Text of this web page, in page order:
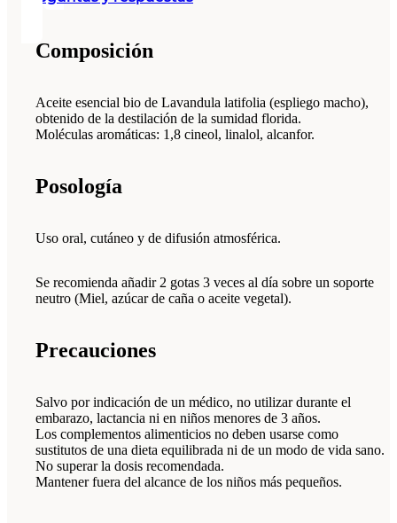
Composición
Aceite esencial bio de Lavandula latifolia (espliego macho),
obtenido de la destilación de la sumidad florida.
Moléculas aromáticas: 1,8 cineol, linalol, alcanfor.
Posología
Uso oral, cutáneo y de difusión atmosférica.
Se recomienda añadir 2 gotas 3 veces al día sobre un soporte
neutro (Miel, azúcar de caña o aceite vegetal).
Precauciones
Salvo por indicación de un médico, no utilizar durante el
embarazo, lactancia ni en niños menores de 3 años.
Los complementos alimenticios no deben usarse como
sustitutos de una dieta equilibrada ni de un modo de vida sano.
No superar la dosis recomendada.
Mantener fuera del alcance de los niños más pequeños.